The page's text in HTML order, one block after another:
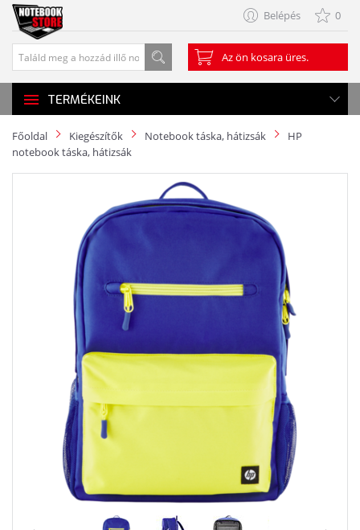
Belépés 0
Az ön kosara üres.
TERMÉKEINK
Főoldal Kiegészítők Notebook táska, hátizsák
HP
notebook táska, hátizsák